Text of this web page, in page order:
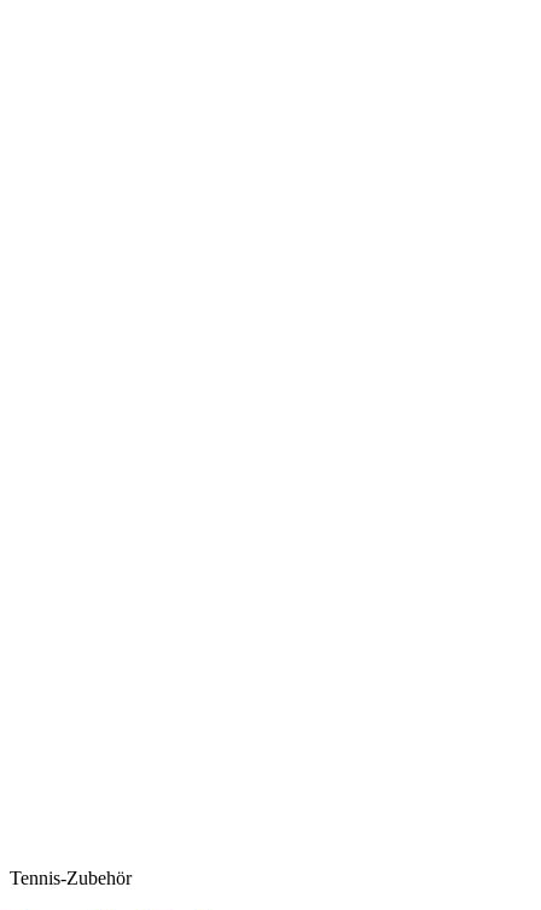
Tennis-Zubehör